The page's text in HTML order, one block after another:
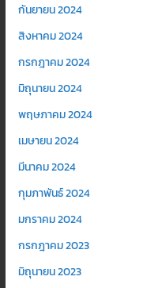
กันยายน 2024
สิงหาคม 2024
กรกฎาคม 2024
มิถุนายน 2024
พฤษภาคม 2024
เมษายน 2024
มีนาคม 2024
กุมภาพันธ์ 2024
มกราคม 2024
กรกฎาคม 2023
มิถุนายน 2023